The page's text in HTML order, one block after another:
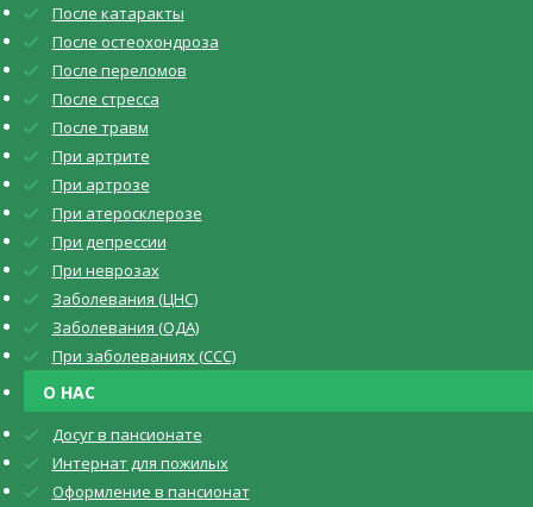
После катаракты
После остеохондроза
После переломов
После стресса
После травм
При артрите
При артрозе
При атеросклерозе
При депрессии
При неврозах
Заболевания (ЦНС)
Заболевания (ОДА)
При заболеваниях (CCC)
О НАС
Досуг в пансионате
Интернат для пожилых
Оформление в пансионат